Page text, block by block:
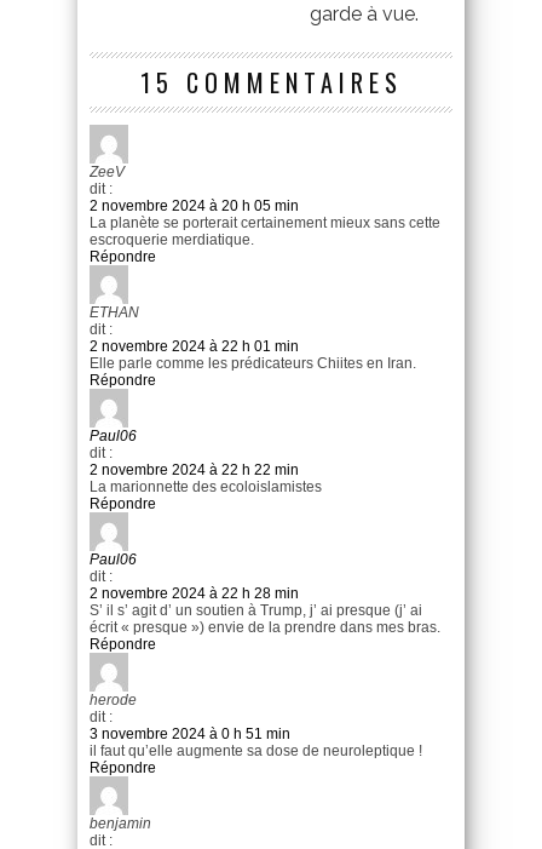
garde à vue.
15 COMMENTAIRES
ZeeV
dit :
2 novembre 2024 à 20 h 05 min
La planète se porterait certainement mieux sans cette
escroquerie merdiatique.
Répondre
ETHAN
dit :
2 novembre 2024 à 22 h 01 min
Elle parle comme les prédicateurs Chiites en Iran.
Répondre
Paul06
dit :
2 novembre 2024 à 22 h 22 min
La marionnette des ecoloislamistes
Répondre
Paul06
dit :
2 novembre 2024 à 22 h 28 min
S’ il s’ agit d’ un soutien à Trump, j’ ai presque (j’ ai
écrit « presque ») envie de la prendre dans mes bras.
Répondre
herode
dit :
3 novembre 2024 à 0 h 51 min
il faut qu’elle augmente sa dose de neuroleptique !
Répondre
benjamin
dit :